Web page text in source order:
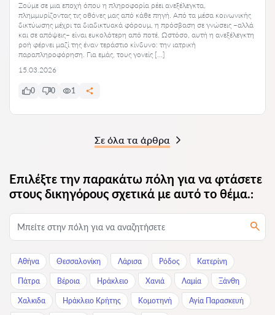
Ζούμε σε μια εποχή όπου η πληροφορία ρέει ανεξέλεγκτα,
πλημμυρίζοντας τις οθόνες μας από κάθε πηγή. Από τα μέσα κοινωνικής
δικτύωσης μέχρι τα διαδικτυακά φόρουμ, η πρόσβαση σε γνώσεις –αλλά
και σε απόψεις– είναι ευκολότερη από ποτέ. Ωστόσο, αυτή η ανεξέλεγκτη
ροή φέρνει μαζί της έναν τεράστιο κίνδυνο: την ιατρική
παραπληροφόρηση. Για εμάς, τους γονείς […]
15.03.2026
0 0 1
Σε όλα τα άρθρα
Επιλέξτε την παρακάτω πόλη για να φτάσετε
στους δικηγόρους σχετικά με αυτό το θέμα.:
Αθήνα Θεσσαλονίκη Λάρισα Ρόδος Κατερίνη
Πάτρα Βέροια Ηράκλειο Χανιά Λαμία Ξάνθη
Χαλκιδα Ηράκλειο Κρήτης Κομοτηνή Αγία Παρασκευή